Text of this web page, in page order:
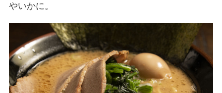
やいかに。